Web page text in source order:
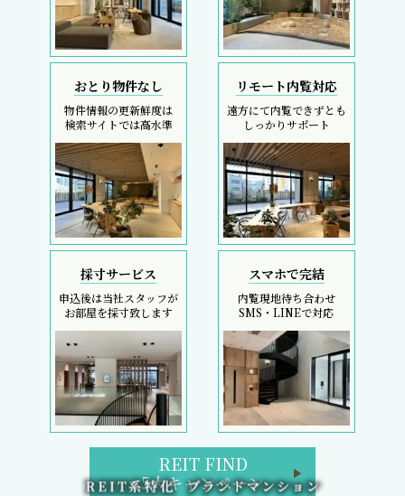
おとり物件なし
物件情報の更新鮮度は
検索サイトでは高水準
リモート内覧対応
遠方にて内覧できずとも
しっかりサポート
採寸サービス
申込後は当社スタッフが
お部屋を採寸致します
スマホで完結
内覧現地待ち合わせ
SMS・LINEで対応
REIT FIND
5大キャンペーン